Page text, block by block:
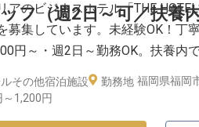
フ（週2日～可／扶養
のビジネスホテル「THE
募集しています。未経験OK！丁
円～・週2日～勤務OK。扶養内
合わせて働き方を選べます。ま
協力し合っています。
その他宿泊施設 勤務地 福岡県福岡
1,200円